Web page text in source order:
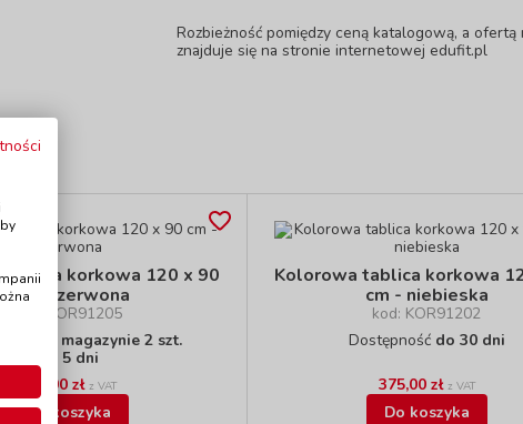
Rozbieżność pomiędzy ceną katalogową, a
znajduje się na stronie internetowej edufit.pl
korkowa 120 x 90
cm - czerwona
kod: KOR91205
W magazynie 2 szt.
do 5 dni
375,00 zł z VAT
Do koszyka
Kolorowa tablica korkowa
cm - niebieska
kod: KOR91202
Dostępność do 30 dni
375,00 zł z VAT
Do koszyka